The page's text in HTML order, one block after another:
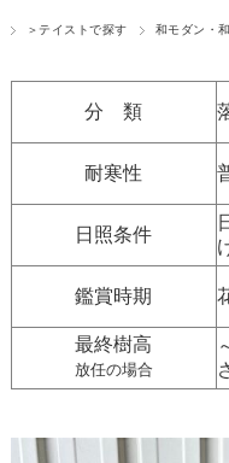
＞テイストで探す 和モダン・
分 類
耐寒性
日照条件
鑑賞時期
最終樹高
放任の場合